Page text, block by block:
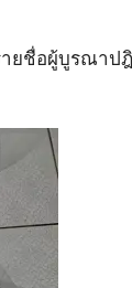
ายชื่อผู้บูรณา